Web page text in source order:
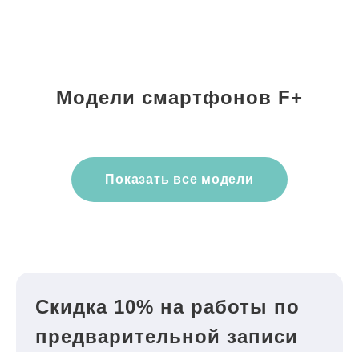
Модели смартфонов F+
Показать все модели
Скидка 10% на работы по
предварительной записи